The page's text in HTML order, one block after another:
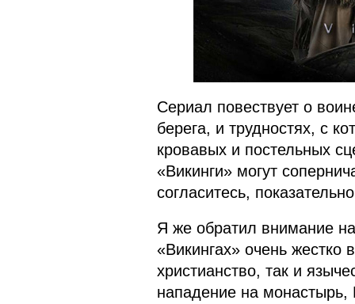
Сериал повествует о
берега, и трудностях, с
кровавых и постельных
«Викинги» могут
согласитесь,
Я же обратил внимание
«Викингах» очень жестко
христианство, так и
нападение на монастырь,